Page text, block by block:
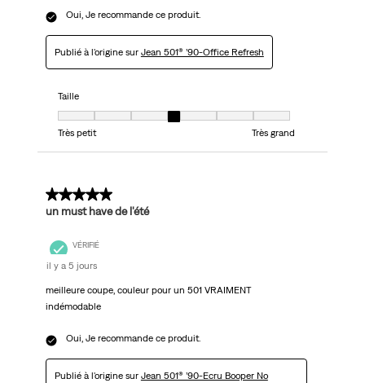
Oui, Je recommande ce produit.
Publié à l'origine sur Jean 501® ’90-Office Refresh
Taille
Taille, 4 sur 7, où 1 est égal à Très petit et 7 est égal à Très grand
Très petit
Très grand
5 sur 5 étoiles.
un must have de l'été
VÉRIFIÉ
il y a 5 jours
meilleure coupe, couleur pour un 501 VRAIMENT
indémodable
Oui, Je recommande ce produit.
Publié à l'origine sur Jean 501® ’90-Ecru Booper No